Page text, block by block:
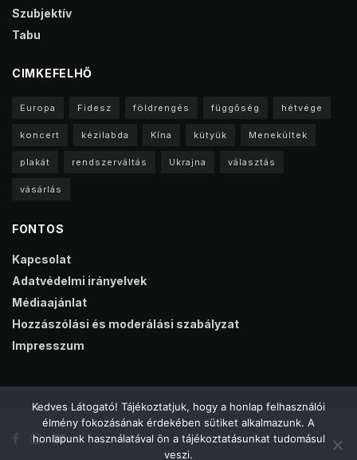
Szubjektív
Tabu
CIMKEFELHŐ
Europa Fidesz földrengés függőség hétvége
koncert kézilabda Kína kütyük Menekültek
plakát rendszerváltás Ukrajna választás
vásárlás
FONTOS
Kapcsolat
Adatvédelmi irányelvek
Médiaajánlat
Hozzászólási és moderálási szabályzat
Impresszum
Kedves Látogató! Tájékoztatjuk, hogy a honlap felhasználói
élmény fokozásának érdekében sütiket alkalmazunk. A
honlapunk használatával ön a tájékoztatásunkat tudomásul
veszi.